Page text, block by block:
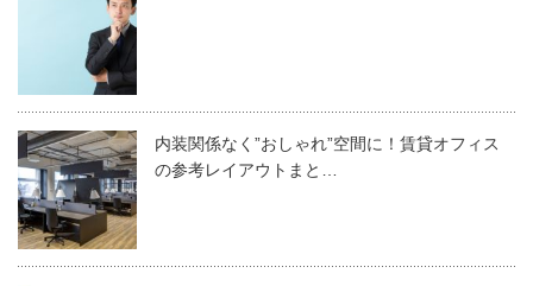
内装関係なく”おしゃれ”空間に！賃貸オフィス
の参考レイアウトまと…